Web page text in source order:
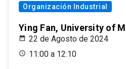
Organización Industrial
Ying Fan, University of
22 de Agosto de 2024
11:00 a 12:10